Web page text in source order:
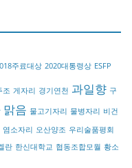
주료대상 2020대통령상 ESFP
조 게자리 경기연천 과일향 구
맑음 물고기자리 물병자리 비건
염소자리 오산양조 우리술품평회
란 한신대학교 협동조합모월 황소